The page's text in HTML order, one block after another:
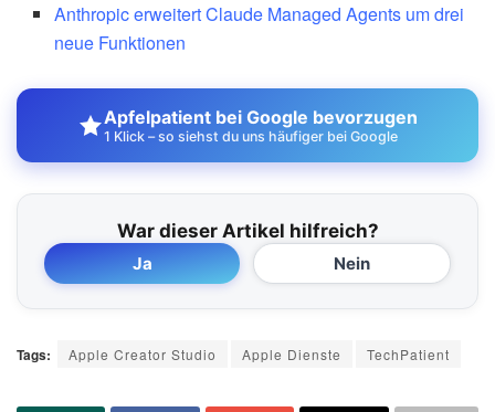
Anthropic erweitert Claude Managed Agents um drei
neue Funktionen
Apfelpatient bei Google bevorzugen
1 Klick – so siehst du uns häufiger bei Google
War dieser Artikel hilfreich?
Ja Nein
Tags: Apple Creator Studio Apple Dienste TechPatient